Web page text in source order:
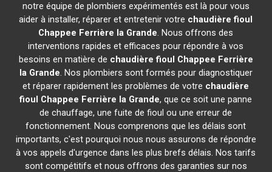
notre équipe de plombiers expérimentés est là pour vous
aider à installer, réparer et entretenir votre chaudière fioul
Chappee Ferrière la Grande. Nous offrons des
interventions rapides et efficaces pour répondre à vos
besoins en matière de chaudière fioul Chappee Ferrière
la Grande. Nos plombiers sont formés pour diagnostiquer
et réparer rapidement les problèmes de votre chaudière
fioul Chappee Ferrière la Grande, que ce soit une panne
de chauffage, une fuite de fioul ou une erreur de
fonctionnement. Nous comprenons que les délais sont
importants, c'est pourquoi nous nous assurons de répondre
à vos appels d'urgence dans les plus brefs délais. Nos tarifs
sont compétitifs et nous offrons des garanties sur nos